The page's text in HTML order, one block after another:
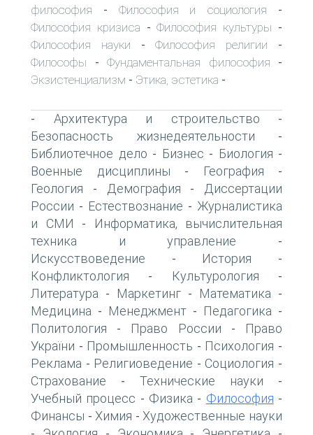
философия - Философия и социология -
Философия кризиса -Философия культуры -
Философия науки -Философия религии -
Философы - Фундаментальная философия -
Экзистенциализм - Этика, эстетика -
- Архитектура и строительство -
Безопасность жизнедеятельности -
Библиотечное дело - Бизнес - Биология -
Военные дисциплины - География -
Геология - Демография -
Диссертации
России - Естествознание - Журналистика
и СМИ -
Информатика, вычислительная
техника и управление -
Искусствоведение - История -
Конфликтология - Культурология -
Литература - Маркетинг - Математика -
Медицина - Менеджмент - Педагогика -
Политология - Право России -
Право
України - Промышленность - Психология -
Реклама - Религиоведение - Социология -
Страхование - Технические науки -
Учебный процесс - Физика - Философия -
Финансы - Химия - Художественные науки